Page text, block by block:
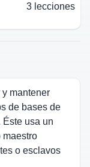
3 lecciones
mantener
de bases de
Éste usa un
maestro
o esclavos